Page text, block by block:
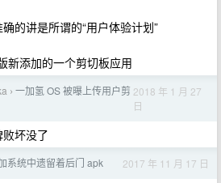
的讲是所谓的“用户体验计划”
新添加的一个剪切板应用
› 一加氢 OS 被曝上传用户剪 2018 年 1 月 27
日
坏没了
系统中遗留着后门 apk 2017 年 11 月 17 日